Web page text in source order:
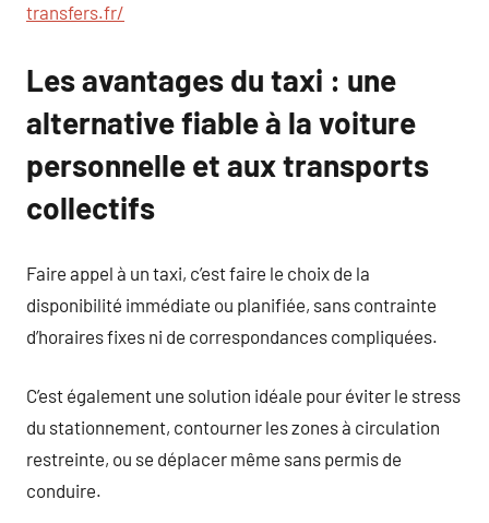
transfers.fr/
Les avantages du taxi : une
alternative fiable à la voiture
personnelle et aux transports
collectifs
Faire appel à un taxi, c’est faire le choix de la
disponibilité immédiate ou planifiée, sans contrainte
d’horaires fixes ni de correspondances compliquées.
C’est également une solution idéale pour éviter le stress
du stationnement, contourner les zones à circulation
restreinte, ou se déplacer même sans permis de
conduire.